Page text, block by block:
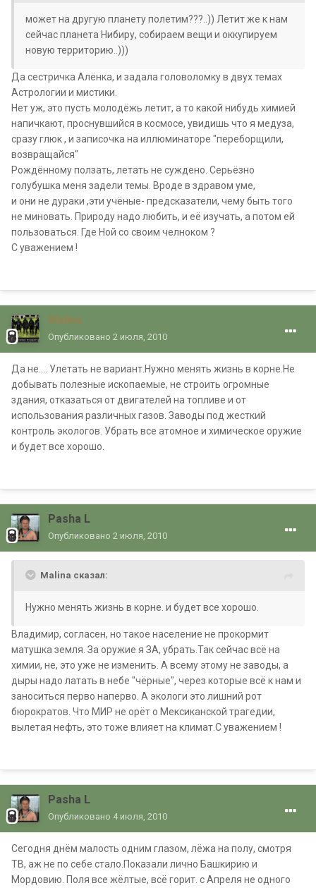
может на другую планету полетим???..)) Летит же к нам
сейчас планета Нибиру, собираем вещи и оккупируем
новую территорию..)))
Да сестричка Алёнка, и задала головоломку в двух темах
Астрологии и мистики.
Нет уж, это пусть молодёжь летит, а то какой нибудь химией
напичкают, проснувшийся в космосе, увидишь что я медуза,
сразу глюк , и записочка на иллюминаторе "переборщили,
возвращайся"
Рождённому ползать, летать не суждено. Серьёзно
голубушка меня задели темы. Вроде в здравом уме,
и они не дураки ,эти учёные- предсказатели, чему быть того
не миновать. Природу надо любить, и её изучать, а потом ей
пользоваться. Где Ной со своим челноком ?
С уважением !
Malina
Опубликовано 2 июля, 2010
Да не.... Улетать не вариант.Нужно менять жизнь в корне.Не
добывать полезные ископаемые, не строить огромные
здания, отказаться от двигателей на топливе и от
использования различных газов. Заводы под жесткий
контроль экологов. Убрать все атомное и химическое оружие
и будет все хорошо.
Pasha L
Опубликовано 2 июля, 2010
Malina сказал:
Нужно менять жизнь в корне. и будет все хорошо.
Владимир, согласен, но такое население не прокормит
матушка земля. За оружие я ЗА, убрать.Так сейчас всё на
химии, не, это уже не изменить. А всему этому не заводы, а
дыры надо латать в небе "чёрные", через которые всё к нам и
заноситься перво наперво. А экологи это лишний рот
бюрократов. Что МИР не орёт о Мексиканской трагедии,
вылетая нефть, это тоже влияет на климат.С уважением !
Pasha L
Опубликовано 4 июля, 2010
Сегодня днём малость одним глазом, лёжа на полу, смотря
ТВ, аж не по себе стало.Показали лично Башкирию и
Мордовию. Поля все жёлтые, всё горит. с Апреля не одного